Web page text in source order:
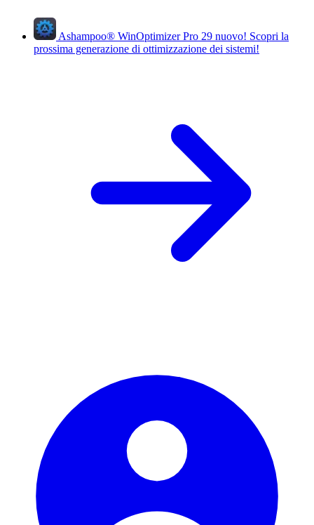
Ashampoo® WinOptimizer Pro 29 nuovo! Scopri la
prossima generazione di ottimizzazione dei sistemi!